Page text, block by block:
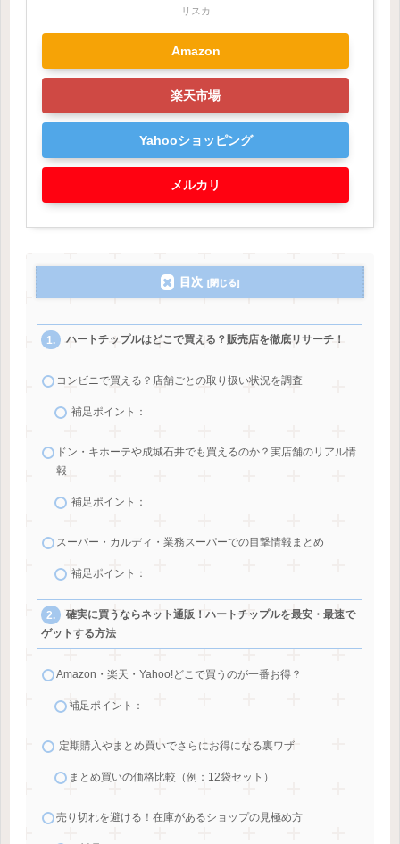
リスカ
Amazon
楽天市場
Yahooショッピング
メルカリ
目次
ハートチップルはどこで買える？販売店を徹底リサーチ！
コンビニで買える？店舗ごとの取り扱い状況を調査
補足ポイント：
ドン・キホーテや成城石井でも買えるのか？実店舗のリアル情
報
補足ポイント：
スーパー・カルディ・業務スーパーでの目撃情報まとめ
補足ポイント：
確実に買うならネット通販！ハートチップルを最安・最速で
ゲットする方法
Amazon・楽天・Yahoo!どこで買うのが一番お得？
補足ポイント：
定期購入やまとめ買いでさらにお得になる裏ワザ
まとめ買いの価格比較（例：12袋セット）
売り切れを避ける！在庫があるショップの見極め方